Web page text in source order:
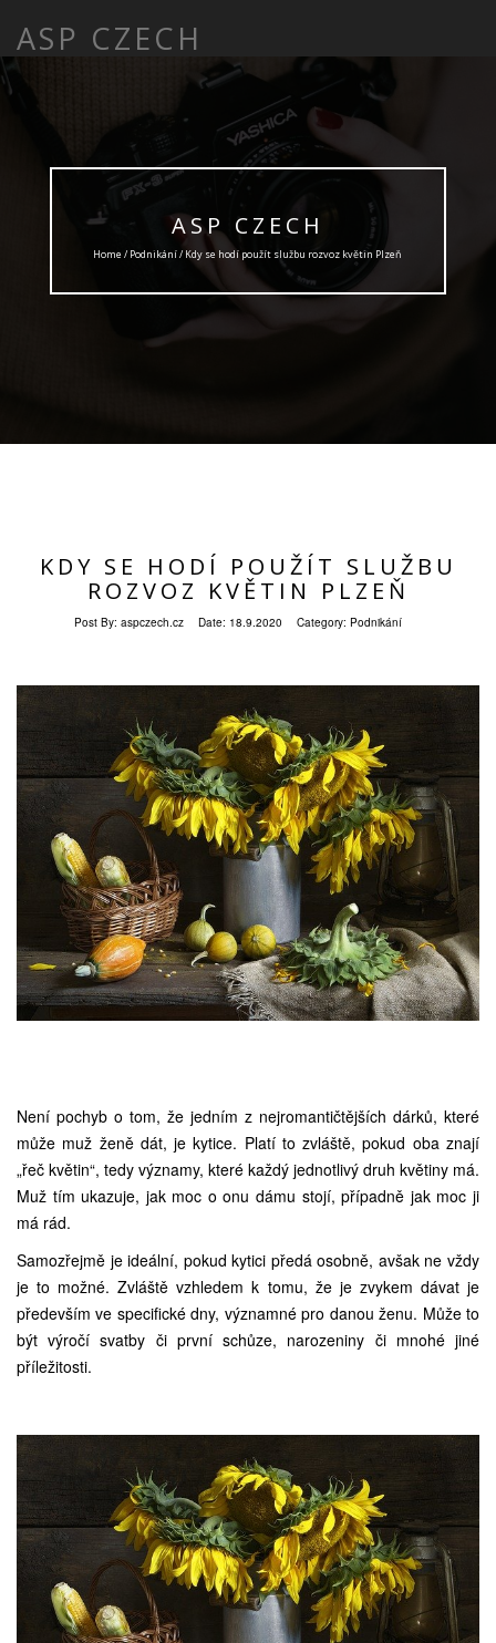
ASP CZECH
ASP CZECH
Home / Podnikání/ Kdy se hodí použít službu rozvoz květin Plzeň
KDY SE HODÍ POUŽÍT SLUŽBU
ROZVOZ KVĚTIN PLZEŇ
Post By: aspczech.cz Date: 18.9.2020 Category: Podnikání
Není pochyb o tom, že jedním z nejromantičtějších dárků, které
může muž ženě dát, je kytice. Platí to zvláště, pokud oba znají
„řeč květin“, tedy významy, které každý jednotlivý druh květiny má.
Muž tím ukazuje, jak moc o onu dámu stojí, případně jak moc ji
má rád.
Samozřejmě je ideální, pokud kytici předá osobně, avšak ne vždy
je to možné. Zvláště vzhledem k tomu, že je zvykem dávat je
především ve specifické dny, významné pro danou ženu. Může to
být výročí svatby či první schůze, narozeniny či mnohé jiné
příležitosti.